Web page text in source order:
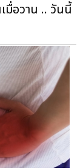
มื่อวาน .. วันนี้